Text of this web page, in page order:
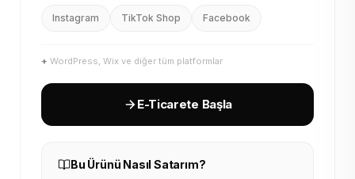
Instagram TikTok Shop Facebook
+ WordPress, Wix ve diğer tüm platformlar
E-Ticarete Başla
Bu Ürünü Nasıl Satarım?